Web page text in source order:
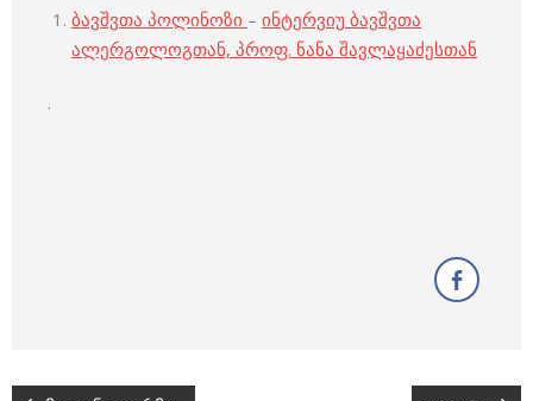
ბავშვთა პოლინოზი – ინტერვიუ ბავშვთა
ალერგოლოგთან, პროფ. ნანა შავლაყაძესთან
.